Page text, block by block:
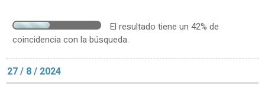
El resultado tiene un 42% de
coincidencia con la búsqueda.
27 / 8 / 2024